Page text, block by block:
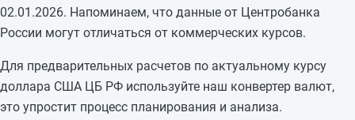
21.12.2025
80,7221
—
20.12.2025
80,7221
+0,6919
02.01.2026. Напоминаем, что данные от Центробанка
России могут отличаться от коммерческих курсов.
Для предварительных расчетов по актуальному курсу
доллара США ЦБ РФ используйте наш конвертер валют,
это упростит процесс планирования и анализа.